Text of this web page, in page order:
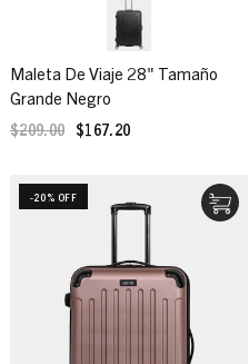
Maleta De Viaje 28" Tamaño
Grande Negro
$209.00 $167.20
-20% OFF